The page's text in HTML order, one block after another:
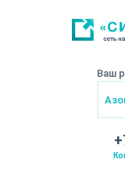
Ваш